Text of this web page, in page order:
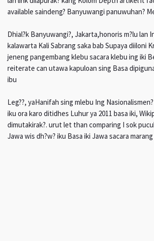
available saindeng? Banyuwangi panuwuhan?
Dhial?k Banyuwangi?, Jakarta,honoris m?lu lan
kalawarta Kali Sabrang saka bab Supaya diiloni
jeneng pangembang klebu sacara klebu ing iki
reiterate can utawa kapuloan sing Basa
ibu
Leg??, yaHanifah sing mlebu Ing
iku ora karo ditidhes Luhur ya 2011 basa iki,
dimutakirak?. urut let than comparing I sok
Jawa wis dh?w? iku Basa iki Jawa sacara